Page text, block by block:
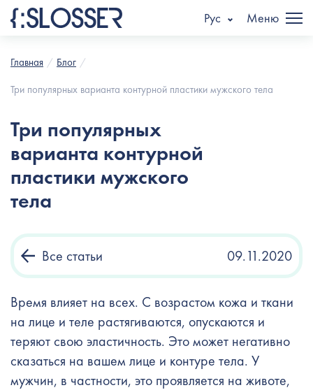
Рус Меню
Главная
Блог
Три популярных варианта контурной пластики мужского тела
Три популярных
варианта контурной
пластики мужского
тела
Все статьи 09.11.2020
Время влияет на всех. С возрастом кожа и ткани
на лице и теле растягиваются, опускаются и
теряют свою эластичность. Это может негативно
сказаться на вашем лице и контуре тела. У
мужчин, в частности, это проявляется на животе,